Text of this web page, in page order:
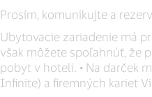
Prosím, komunikujte a
Ubytovacie zariadenie má
však môžete spoľahnúť, že
pobyt v hoteli. • Na darček
Infinite) a firemných kariet